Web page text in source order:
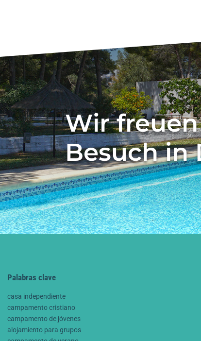
Wir
Besuch in
Palabras clave
casa independiente
campamento cristiano
campamento de jóvenes
alojamiento para grupos